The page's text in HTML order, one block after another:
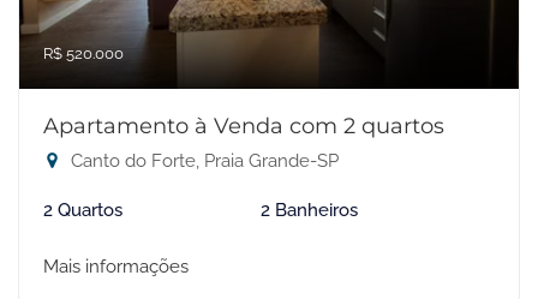
R$ 520.000
Apartamento à Venda com 2 quartos
Canto do Forte, Praia Grande-SP
2 Quartos 2 Banheiros
Mais informações